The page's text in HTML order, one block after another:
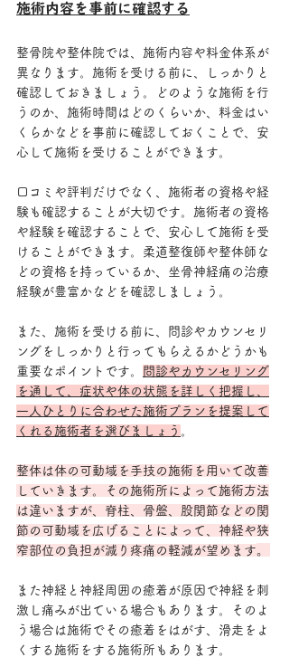
施術内容を事前に確認する
整骨院や整体院では、施術内容や料金体系が
異なります。施術を受ける前に、しっかりと
確認しておきましょう。どのような施術を行
うのか、施術時間はどのくらいか、料金はい
くらかなどを事前に確認しておくことで、安
心して施術を受けることができます。
口コミや評判だけでなく、施術者の資格や経
験も確認することが大切です。施術者の資格
や経験を確認することで、安心して施術を受
けることができます。柔道整復師や整体師な
どの資格を持っているか、坐骨神経痛の治療
経験が豊富かなどを確認しましょう。
また、施術を受ける前に、問診やカウンセリ
ングをしっかりと行ってもらえるかどうかも
重要なポイントです。 問診やカウンセリング
を通して、症状や体の状態を詳しく把握し、
一人ひとりに合わせた施術プランを提案して
くれる施術者を選びましょう
整体は体の可動域を手技の施術を用いて改善
していきます。その施術所によって施術方法
は違いますが、脊柱、骨盤、股関節などの関
節の可動域を広げることによって、神経や狭
窄部位の負担が減り疼痛の軽減が望めます
また神経と神経周囲の癒着が原因で神経を刺
激し痛みが出ている場合もあります。そのよ
う場合は施術でその癒着をはがす、滑走をよ
くする施術をする施術所もあります。